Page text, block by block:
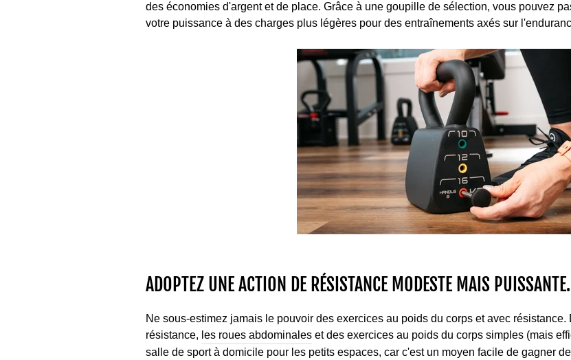
des économies d'argent et de place. Grâce à une goupille de sélection, vous pouvez
votre puissance à des charges plus légères pour des entraînements axés sur
ADOPTEZ UNE ACTION DE RÉSISTANCE MODESTE MAIS PUISSANTE.
Ne sous-estimez jamais le pouvoir des exercices au poids du corps et avec
résistance, les roues abdominales et des exercices au poids du corps simples (mais
salle de sport à domicile pour les petits espaces, car c'est un moyen facile de gagner